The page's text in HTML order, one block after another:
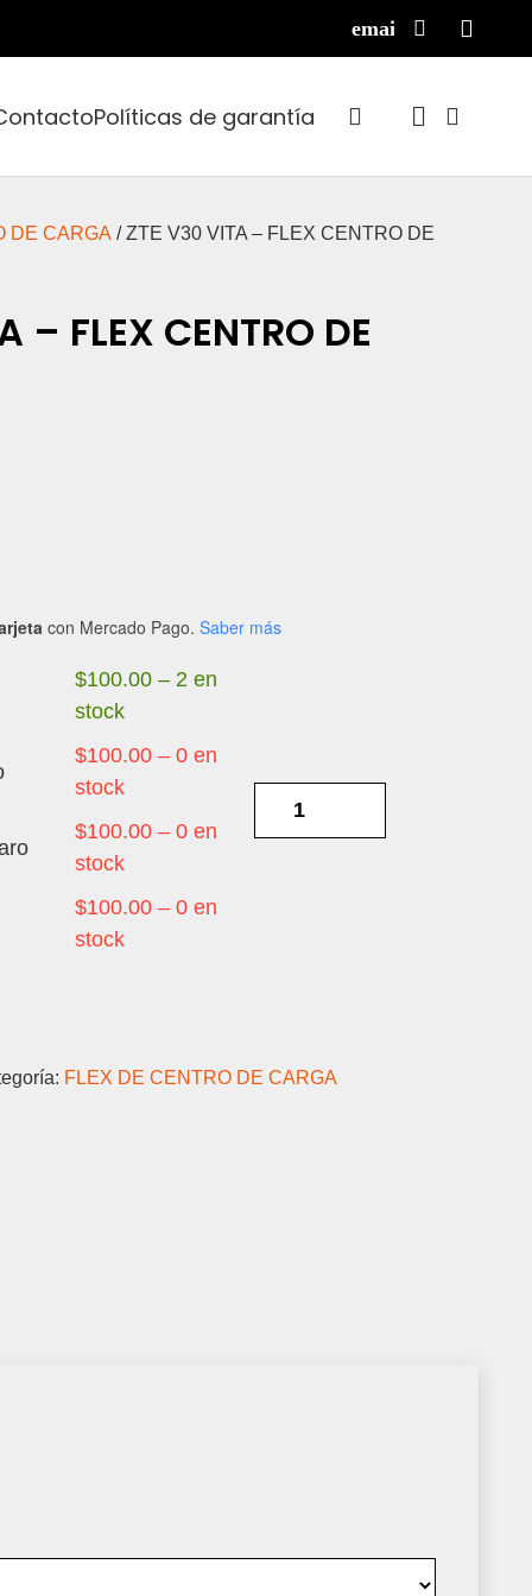
Políticas de garantía
DE CARGA / ZTE V30 VITA – FLEX CENTRO DE
– FLEX CENTRO DE
con Mercado Pago. Saber más
$100.00– 2 en
stock
$100.00– 0 en
stock
$100.00– 0 en
stock
$100.00– 0 en
stock
FLEX DE CENTRO DE CARGA